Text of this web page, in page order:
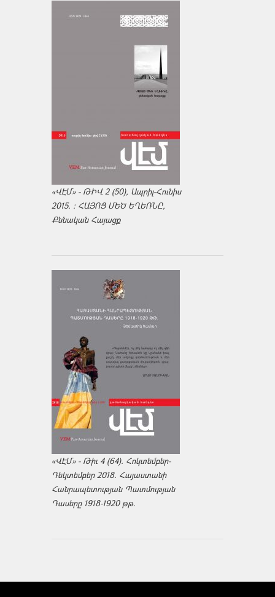
«ՎԷՄ» - ԹԻՎ 2 (50), Ապրիլ-Հունիս
2015. : ՀԱՅՈՑ ՄԵԾ ԵՂԵՌՆԸ,
Քննական Հայացք
«ՎԷՄ» - Թիւ 4 (64). Հոկտեմբեր-
Դեկտեմբեր 2018. Հայաստանի
Հանրապետության Պատմության
Դասերը 1918-1920 թթ.